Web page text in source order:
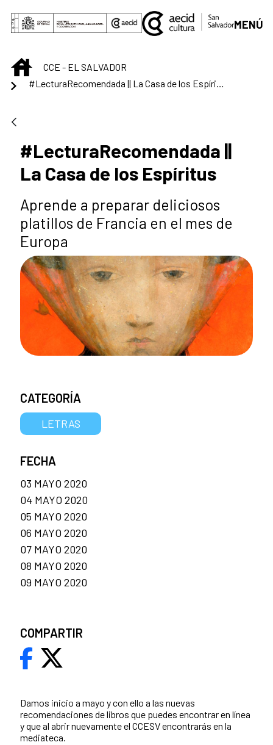
Saltar al contenido principal
MENÚ
INICIOCCE - EL SALVADOR
#LecturaRecomendada ||
La Casa de los Espíritus
Aprende a preparar deliciosos
platillos de Francia en el mes de
Europa
Damos inicio a mayo y con ello a las nuevas
recomendaciones de libros que puedes encontrar en línea
y que al abrir nuevamente el CCESV encontrarás en la
mediateca.
CATEGORÍA
LETRAS
FECHA
03 MAYO 2020
04 MAYO 2020
05 MAYO 2020
06 MAYO 2020
07 MAYO 2020
08 MAYO 2020
09 MAYO 2020
COMPARTIR